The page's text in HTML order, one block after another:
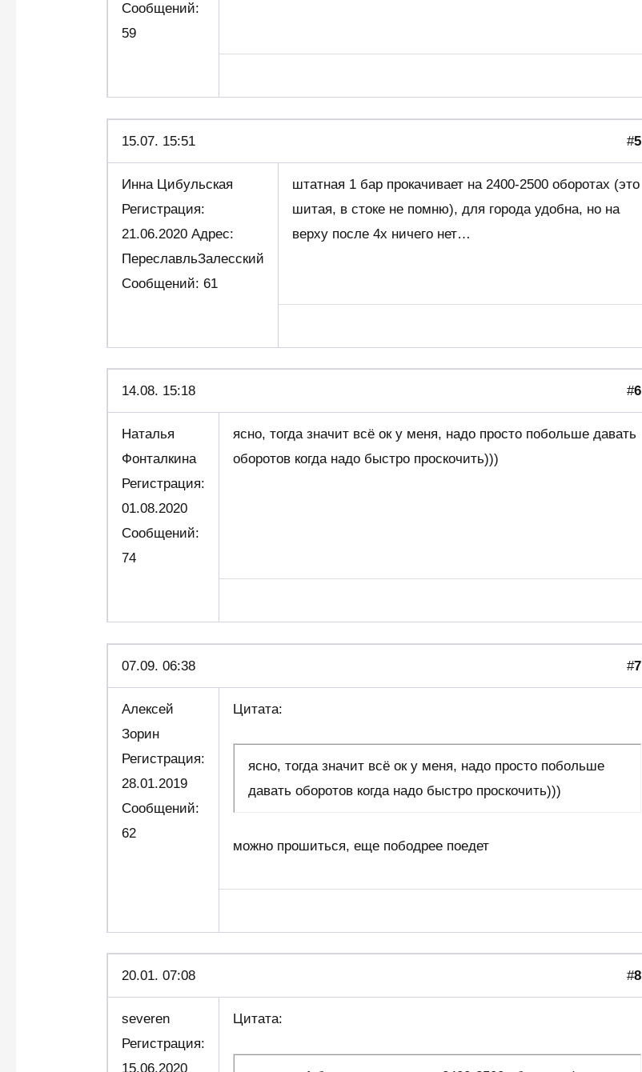
Сообщений:
59
15.07. 15:51 #5
Инна Цибульская
Регистрация:
21.06.2020 Адрес:
ПереславльЗалесский
Сообщений: 61
штатная 1 бар прокачивает на 2400-2500 оборотах (это
шитая, в стоке не помню), для города удобна, но на
верху после 4х ничего нет…
14.08. 15:18 #6
Наталья
Фонталкина
Регистрация:
01.08.2020
Сообщений:
74
ясно, тогда значит всё ок у меня, надо просто побольше давать
оборотов когда надо быстро проскочить)))
07.09. 06:38 #7
Алексей
Зорин
Регистрация:
28.01.2019
Сообщений:
62
Цитата:
ясно, тогда значит всё ок у меня, надо просто побольше
давать оборотов когда надо быстро проскочить)))
можно прошиться, еще пободрее поедет
20.01. 07:08 #8
severen
Регистрация:
15.06.2020
Цитата: